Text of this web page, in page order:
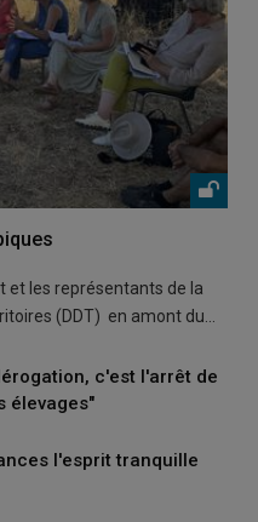
et les représentants de la
(DDT) en amont du…
c'est l'arrêt de
élevages"
l'esprit tranquille